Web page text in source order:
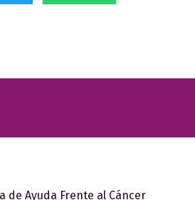
de Ayuda Frente al Cáncer